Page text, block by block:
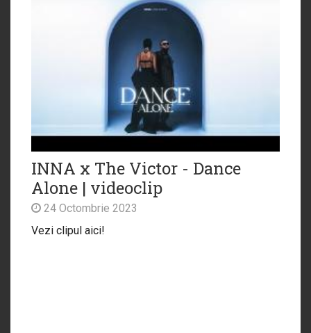
INNA x The Victor - Dance
Alone | videoclip
24 Octombrie 2023
Vezi clipul aici!